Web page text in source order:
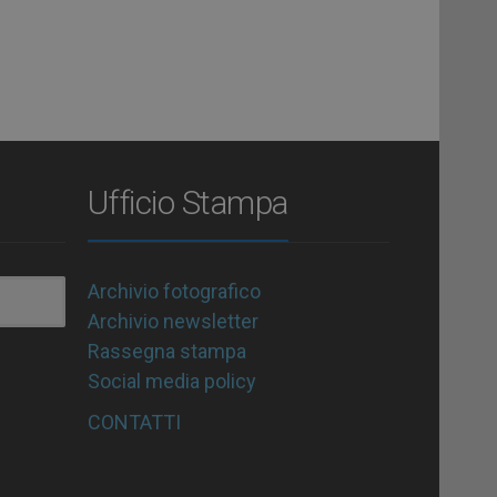
Ufficio Stampa
Archivio fotografico
Archivio newsletter
Rassegna stampa
Social media policy
CONTATTI